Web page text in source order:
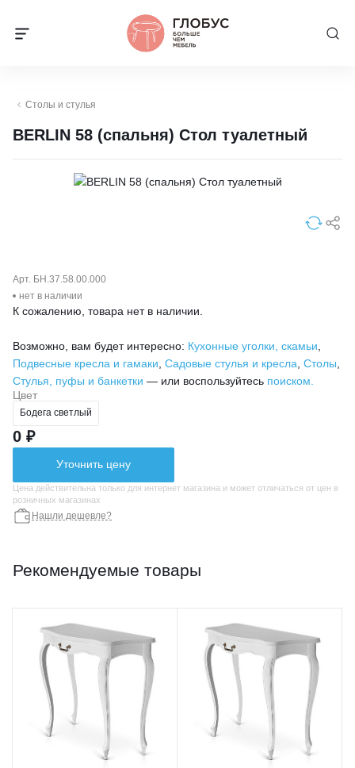
Столы и стулья
BERLIN 58 (спальня) Стол туалетный
Арт. БН.37.58.00.000
нет в наличии
К сожалению, товара нет в наличии.
Возможно, вам будет интересно: Кухонные уголки, скамьи
Подвесные кресла и гамаки Садовые стулья и кресла Столы
Стулья, пуфы и банкетки — или воспользуйтесь поиском.
Цвет
Бодега светлый
0 ₽
Уточнить цену
Цена действительна только для интернет магазина и может отличаться от цен в
розничных магазинах
Нашли дешевле?
Рекомендуемые товары